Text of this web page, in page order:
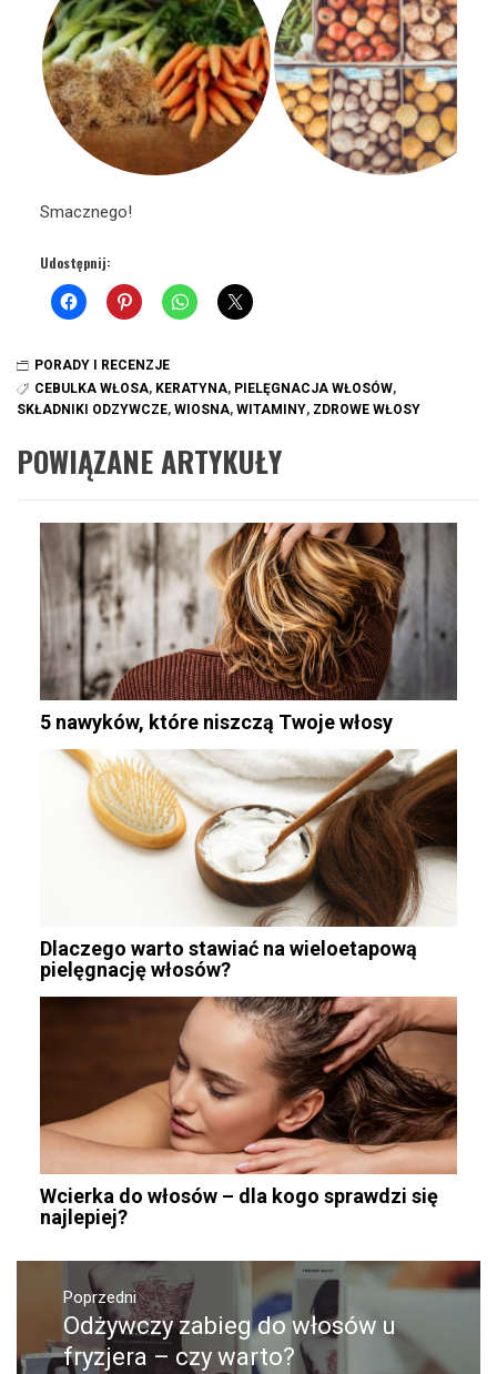
Smacznego!
Udostępnij:
PORADY I RECENZJE
CEBULKA WŁOSA, KERATYNA, PIELĘGNACJA WŁOSÓW,
SKŁADNIKI ODZYWCZE, WIOSNA, WITAMINY, ZDROWE WŁOSY
POWIĄZANE ARTYKUŁY
5 nawyków, które niszczą Twoje włosy
Dlaczego warto stawiać na wieloetapową
pielęgnację włosów?
Wcierka do włosów – dla kogo sprawdzi się
najlepiej?
Nawigacja
wpisuPoprzedni
Poprzedni
wpis:
Odżywczy zabieg do włosów u
fryzjera – czy warto?